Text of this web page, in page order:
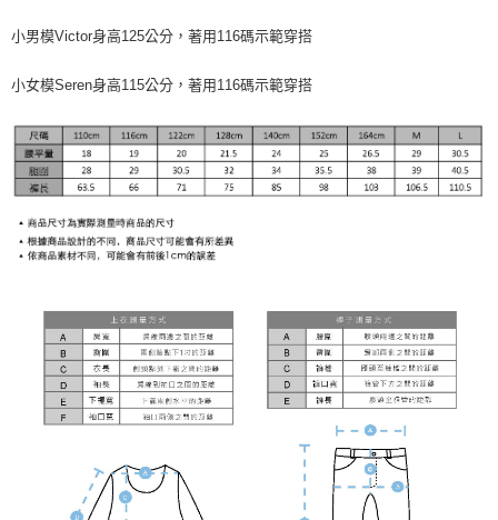
小男模Victor身高125公分，著用116碼示範穿搭
小女模Seren身高115公分，著用116碼示範穿搭